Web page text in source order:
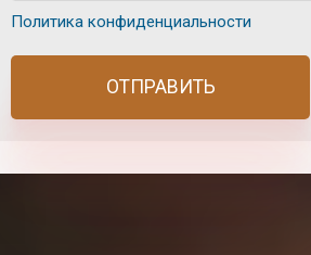
Политика конфиденциальности
ОТПРАВИТЬ